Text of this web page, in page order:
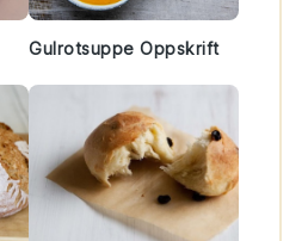
Gulrotsuppe Oppskrift